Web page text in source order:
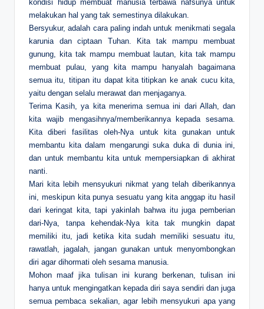
kondisi hidup membuat manusia terbawa nafsunya untuk
melakukan hal yang tak semestinya dilakukan.
Bersyukur, adalah cara paling indah untuk menikmati segala
karunia dan ciptaan Tuhan. Kita tak mampu membuat
gunung, kita tak mampu membuat lautan, kita tak mampu
membuat pulau, yang kita mampu hanyalah bagaimana
semua itu, titipan itu dapat kita titipkan ke anak cucu kita,
yaitu dengan selalu merawat dan menjaganya.
Terima Kasih, ya kita menerima semua ini dari Allah, dan
kita wajib mengasihnya/memberikannya kepada sesama.
Kita diberi fasilitas oleh-Nya untuk kita gunakan untuk
membantu kita dalam mengarungi suka duka di dunia ini,
dan untuk membantu kita untuk mempersiapkan di akhirat
nanti.
Mari kita lebih mensyukuri nikmat yang telah diberikannya
ini, meskipun kita punya sesuatu yang kita anggap itu hasil
dari keringat kita, tapi yakinlah bahwa itu juga pemberian
dari-Nya, tanpa kehendak-Nya kita tak mungkin dapat
memiliki itu, jadi ketika kita sudah memiliki sesuatu itu,
rawatlah, jagalah, jangan gunakan untuk menyombongkan
diri agar dihormati oleh sesama manusia.
Mohon maaf jika tulisan ini kurang berkenan, tulisan ini
hanya untuk mengingatkan kepada diri saya sendiri dan juga
semua pembaca sekalian, agar lebih mensyukuri apa yang